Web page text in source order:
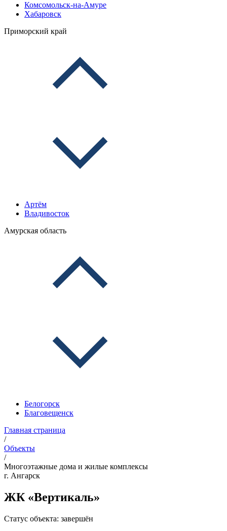
Комсомольск-на-Амуре
Хабаровск
Приморский край
Артём
Владивосток
Амурская область
Белогорск
Благовещенск
Главная страница
/
Объекты
/
Многоэтажные дома и жилые комплексы
г. Ангарск
ЖК «Вертикаль»
Статус объекта: завершён